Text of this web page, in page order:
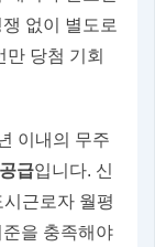
없이 별도로
당첨 기회
이내의 무주
급입니다. 신
근로자 월평
을 충족해야